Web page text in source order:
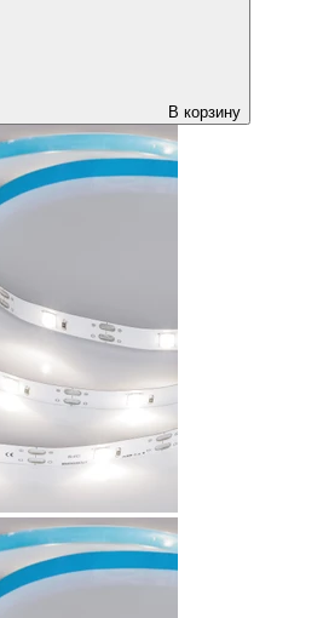
В корзину